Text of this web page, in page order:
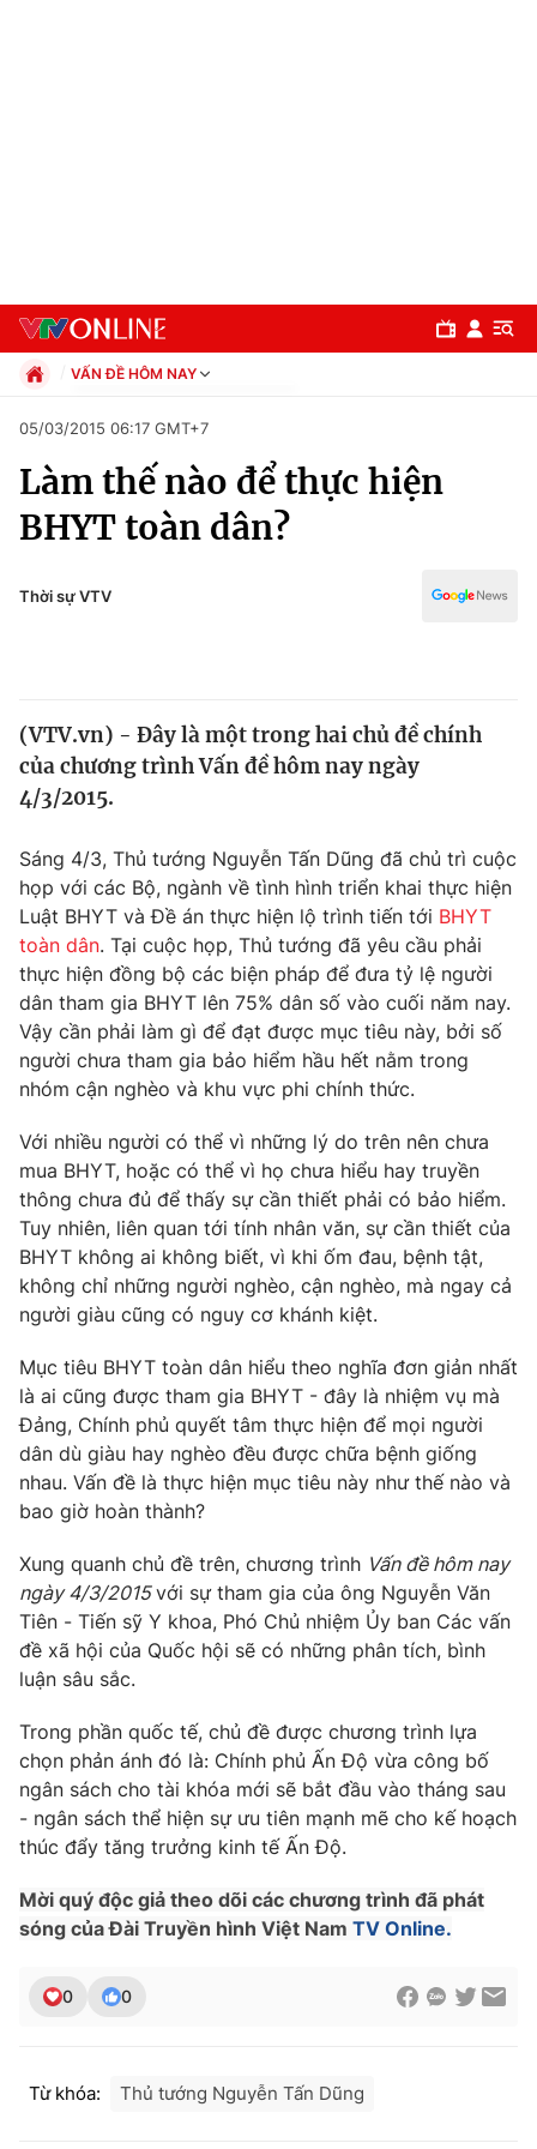
Chuyên mục
Chính trị
Xã hội
Y tế
Tin tức
Thế giới đó đây
Câu chuyện quốc tế
Kinh tế
Tài chính
Thị trường
Góc doanh nghiệp
Dữ liệu và đời sống
Truyền hình
Phim VTV
Hậu trường
Nhân vật
Khán giả
Giải sao mai
Giải trí
Điện ảnh
Âm nhạc
Sao
Đời sống
Du lịch
Làm đẹp
Chất lượng cuộc sống
Giáo dục
Tuyển sinh
Công nghệ
Hitech Công nghệ tương lai
Sản phẩm
Thị trường
Tư vấn
Giao lưu trực tuyến
Lịch phát sóng
Emagazine Podcast
Photo Infographic
Video Shorts video
VTV Money VTV Thể thao
VTV Sức khoẻ Bất động sản
Thị trường 24h Tấm lòng Việt
VTV4 Vươn mình bằng AI
VẤN ĐỀ HÔM NAY
Xã hội
Pháp luật
Thể thao
Văn hóa - Giải trí
Giáo dục
05/03/2015 06:17 GMT+7
Làm thế nào để thực hiện
BHYT toàn dân?
Thời sự VTV
(VTV.vn) - Đây là một trong hai chủ đề chính
của chương trình Vấn đề hôm nay ngày
4/3/2015.
Sáng 4/3, Thủ tướng Nguyễn Tấn Dũng đã chủ trì cuộc
họp với các Bộ, ngành về tình hình triển khai thực hiện
Luật BHYT và Đề án thực hiện lộ trình tiến tới BHYT
toàn dân. Tại cuộc họp, Thủ tướng đã yêu cầu phải
thực hiện đồng bộ các biện pháp để đưa tỷ lệ người
dân tham gia BHYT lên 75% dân số vào cuối năm nay.
Vậy cần phải làm gì để đạt được mục tiêu này, bởi số
người chưa tham gia bảo hiểm hầu hết nằm trong
nhóm cận nghèo và khu vực phi chính thức.
Với nhiều người có thể vì những lý do trên nên chưa
mua BHYT, hoặc có thể vì họ chưa hiểu hay truyền
thông chưa đủ để thấy sự cần thiết phải có bảo hiểm.
Tuy nhiên, liên quan tới tính nhân văn, sự cần thiết của
BHYT không ai không biết, vì khi ốm đau, bệnh tật,
không chỉ những người nghèo, cận nghèo, mà ngay cả
người giàu cũng có nguy cơ khánh kiệt.
Mục tiêu BHYT toàn dân hiểu theo nghĩa đơn giản nhất
là ai cũng được tham gia BHYT - đây là nhiệm vụ mà
Đảng, Chính phủ quyết tâm thực hiện để mọi người
dân dù giàu hay nghèo đều được chữa bệnh giống
nhau. Vấn đề là thực hiện mục tiêu này như thế nào và
bao giờ hoàn thành?
Xung quanh chủ đề trên, chương trình Vấn đề hôm nay
ngày 4/3/2015với sự tham gia của ông Nguyễn Văn
Tiên - Tiến sỹ Y khoa, Phó Chủ nhiệm Ủy ban Các vấn
đề xã hội của Quốc hội sẽ có những phân tích, bình
luận sâu sắc.
Trong phần quốc tế, chủ đề được chương trình lựa
chọn phản ánh đó là: Chính phủ Ấn Độ vừa công bố
ngân sách cho tài khóa mới sẽ bắt đầu vào tháng sau
- ngân sách thể hiện sự ưu tiên mạnh mẽ cho kế hoạch
thúc đẩy tăng trưởng kinh tế Ấn Độ.
Mời quý độc giả theo dõi các chương trình đã phát
sóng của Đài Truyền hình Việt Nam TV Online.
0 0
Từ khóa: Thủ tướng Nguyễn Tấn Dũng